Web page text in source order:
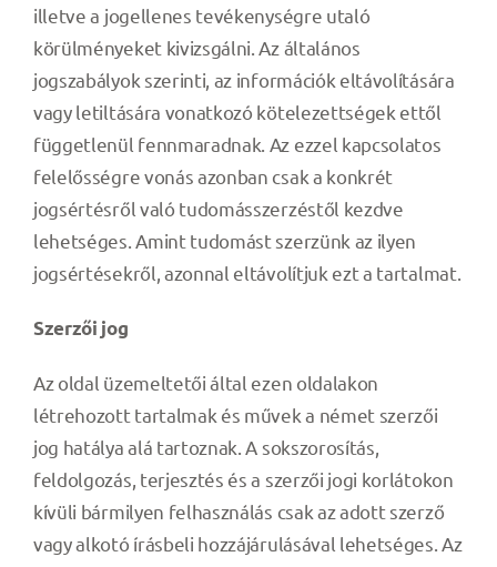
illetve a jogellenes tevékenységre utaló
körülményeket kivizsgálni. Az általános
jogszabályok szerinti, az információk eltávolítására
vagy letiltására vonatkozó kötelezettségek ettől
függetlenül fennmaradnak. Az ezzel kapcsolatos
felelősségre vonás azonban csak a konkrét
jogsértésről való tudomásszerzéstől kezdve
lehetséges. Amint tudomást szerzünk az ilyen
jogsértésekről, azonnal eltávolítjuk ezt a tartalmat.
Szerzői jog
Az oldal üzemeltetői által ezen oldalakon
létrehozott tartalmak és művek a német szerzői
jog hatálya alá tartoznak. A sokszorosítás,
feldolgozás, terjesztés és a szerzői jogi korlátokon
kívüli bármilyen felhasználás csak az adott szerző
vagy alkotó írásbeli hozzájárulásával lehetséges. Az